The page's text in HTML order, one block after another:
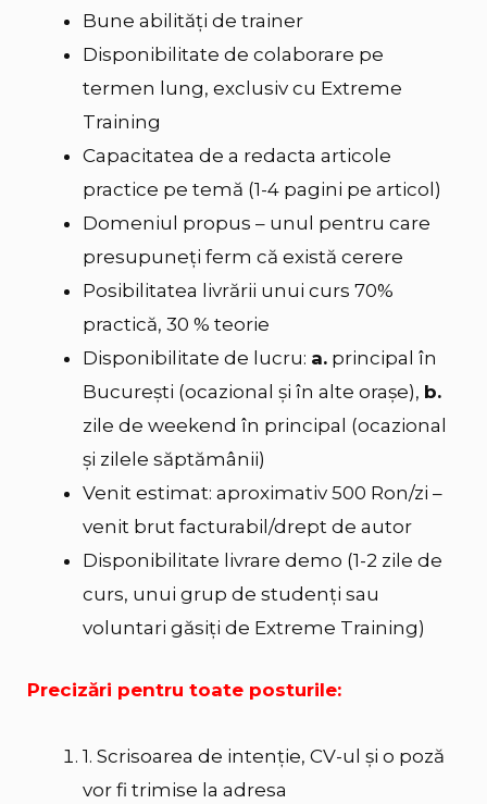
Bune abilități de trainer
Disponibilitate de colaborare pe
termen lung, exclusiv cu Extreme
Training
Capacitatea de a redacta articole
practice pe temă (1-4 pagini pe articol)
Domeniul propus – unul pentru care
presupuneţi ferm că există cerere
Posibilitatea livrării unui curs 70%
practică, 30 % teorie
Disponibilitate de lucru: a. principal în
Bucureşti (ocazional şi în alte orașe), b.
zile de weekend în principal (ocazional
și zilele săptămânii)
Venit estimat: aproximativ 500 Ron/zi –
venit brut facturabil/drept de autor
Disponibilitate livrare demo (1-2 zile de
curs, unui grup de studenţi sau
voluntari găsiţi de Extreme Training)
Precizări pentru toate posturile:
1. Scrisoarea de intenţie, CV-ul şi o poză
vor fi trimise la adresa